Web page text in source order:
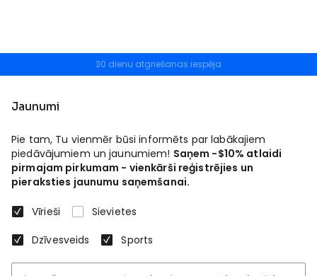
30 dienu atgriešanas iespēja
Bezmaksas atgriešana
Jaunumi
Pie tam, Tu vienmēr būsi informēts par labākajiem
piedāvājumiem un jaunumiem! Saņem -$10% atlaidi
pirmajam pirkumam - vienkārši reģistrējies un
pieraksties jaunumu saņemšanai.
Vīrieši
Sievietes
Dzīvesveids
Sports